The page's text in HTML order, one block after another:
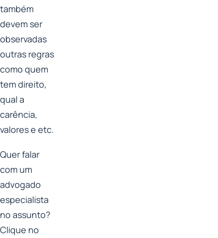
também
devem ser
observadas
outras regras
como quem
tem direito,
qual a
carência,
valores e etc.
Quer falar
com um
advogado
especialista
no assunto?
Clique no